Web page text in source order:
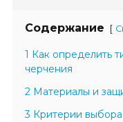
Содержание [
1 Как определить
черчения
2 Материалы и
3 Критерии